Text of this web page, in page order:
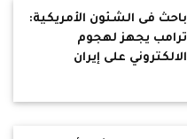
الآن العدو متخفي بيننا
باحث فى الشئون الأمريكية:
ترامب يجهز لهجوم
الالكتروني على إيران